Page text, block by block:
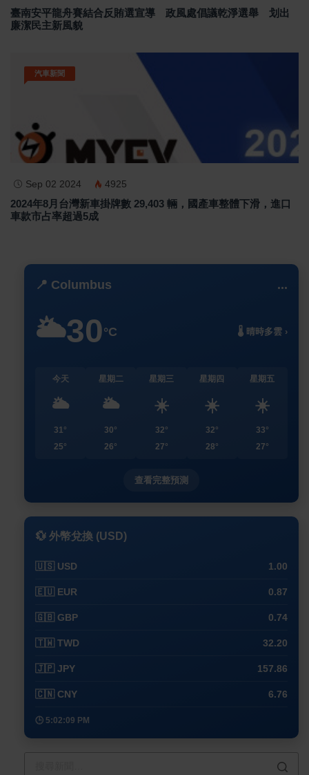
臺南安平龍舟賽結合反賄選宣導 政風處倡議乾淨選舉 划出
廉潔民主新風貌
汽車新聞
Sep 02 2024 4925
2024年8月台灣新車掛牌數 29,403 輛，國產車整體下滑，進口
車款市占率超過5成
📍 Columbus ...
🌥️30°C 🌡️ 晴時多雲 ›
今天
🌥️
31°
25°
星期二
🌥️
30°
26°
星期三
☀️
32°
27°
星期四
☀️
32°
28°
星期五
☀️
33°
27°
查看完整預測
💱 外幣兌換 (USD)
🇺🇸 USD 1.00
🇪🇺 EUR 0.87
🇬🇧 GBP 0.74
🇹🇼 TWD 32.20
🇯🇵 JPY 157.86
🇨🇳 CNY 6.76
🕒 5:02:09 PM